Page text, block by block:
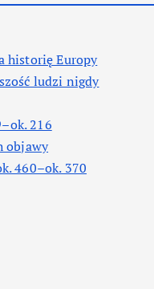
historię Europy
ludzi nigdy
216
objawy
460–ok. 370